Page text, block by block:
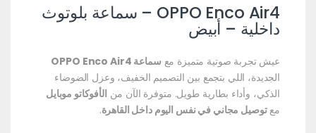
OPPO Enco Air4 – سماعة بلوتوث
داخلية – أبيض
عيش تجربة صوتية متميزة مع سماعة OPPO Enco Air4
الجديدة، اللي بتجمع بين التصميم الخفيف، وعزل الضوضاء
الذكي، وأداء بطارية طويل. متوفرة الآن من الأفوكاتو موبايل
معتوصيل مجاني في نفس اليوم داخل القاهرة.